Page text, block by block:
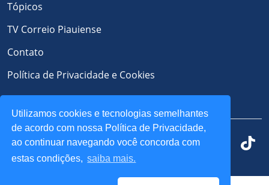
Utilizamos cookies e tecnologias semelhantes
de acordo com nossa Política de Privacidade,
ao continuar navegando você concorda com
estas condições, saiba mais.
Tópicos
TV Correio Piauiense
Contato
Política de Privacidade e Cookies
REDES SOCIAIS